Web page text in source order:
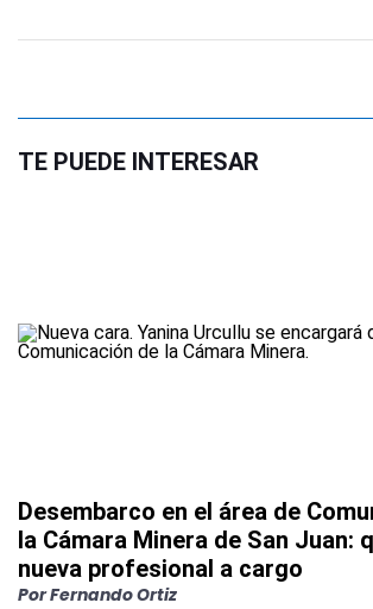
TE PUEDE INTERESAR
Desembarco en el área de
la Cámara Minera de San Juan:
nueva profesional a cargo
PorFernando Ortiz